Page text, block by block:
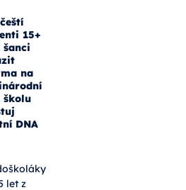
15+
šanci
na
školu
DNA
let z